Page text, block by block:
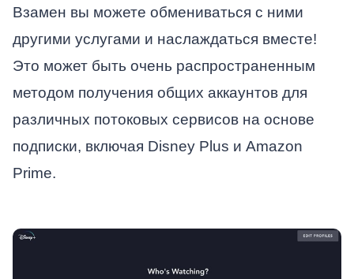
Взамен вы можете обмениваться с ними
другими услугами и наслаждаться вместе!
Это может быть очень распространенным
методом получения общих аккаунтов для
различных потоковых сервисов на основе
подписки, включая Disney Plus и Amazon
Prime.